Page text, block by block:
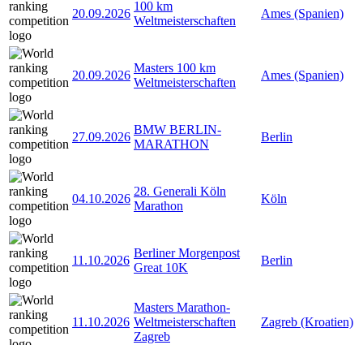
20.09.2026
100 km
Weltmeisterschaften
Ames (Spanien)
20.09.2026
Masters 100 km
Weltmeisterschaften
Ames (Spanien)
27.09.2026
BMW BERLIN-
MARATHON
Berlin
04.10.2026
28. Generali Köln
Marathon
Köln
11.10.2026
Berliner Morgenpost
Great 10K
Berlin
11.10.2026
Masters Marathon-
Weltmeisterschaften
Zagreb
Zagreb (Kroatien)